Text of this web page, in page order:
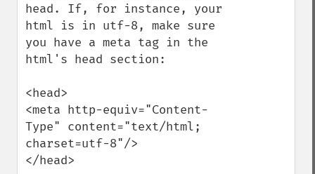
head. If, for instance, your
html is in utf-8, make sure
you have a meta tag in the
html's head section:
<head>
<meta http-equiv="Content-
Type" content="text/html;
charset=utf-8"/>
</head>